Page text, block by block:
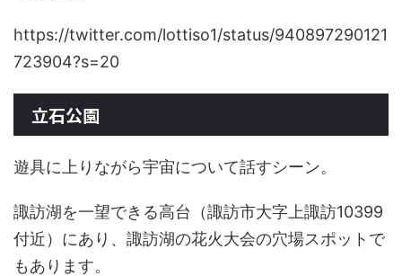
https://twitter.com/lottiso1/status/940897290121
723904?s=20
立石公園
遊具に上りながら宇宙について話すシーン。
諏訪湖を一望できる高台（諏訪市大字上諏訪10399
付近）にあり、諏訪湖の花火大会の穴場スポットで
もあります。